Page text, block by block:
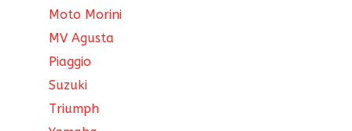
Moto Morini
MV Agusta
Piaggio
Suzuki
Triumph